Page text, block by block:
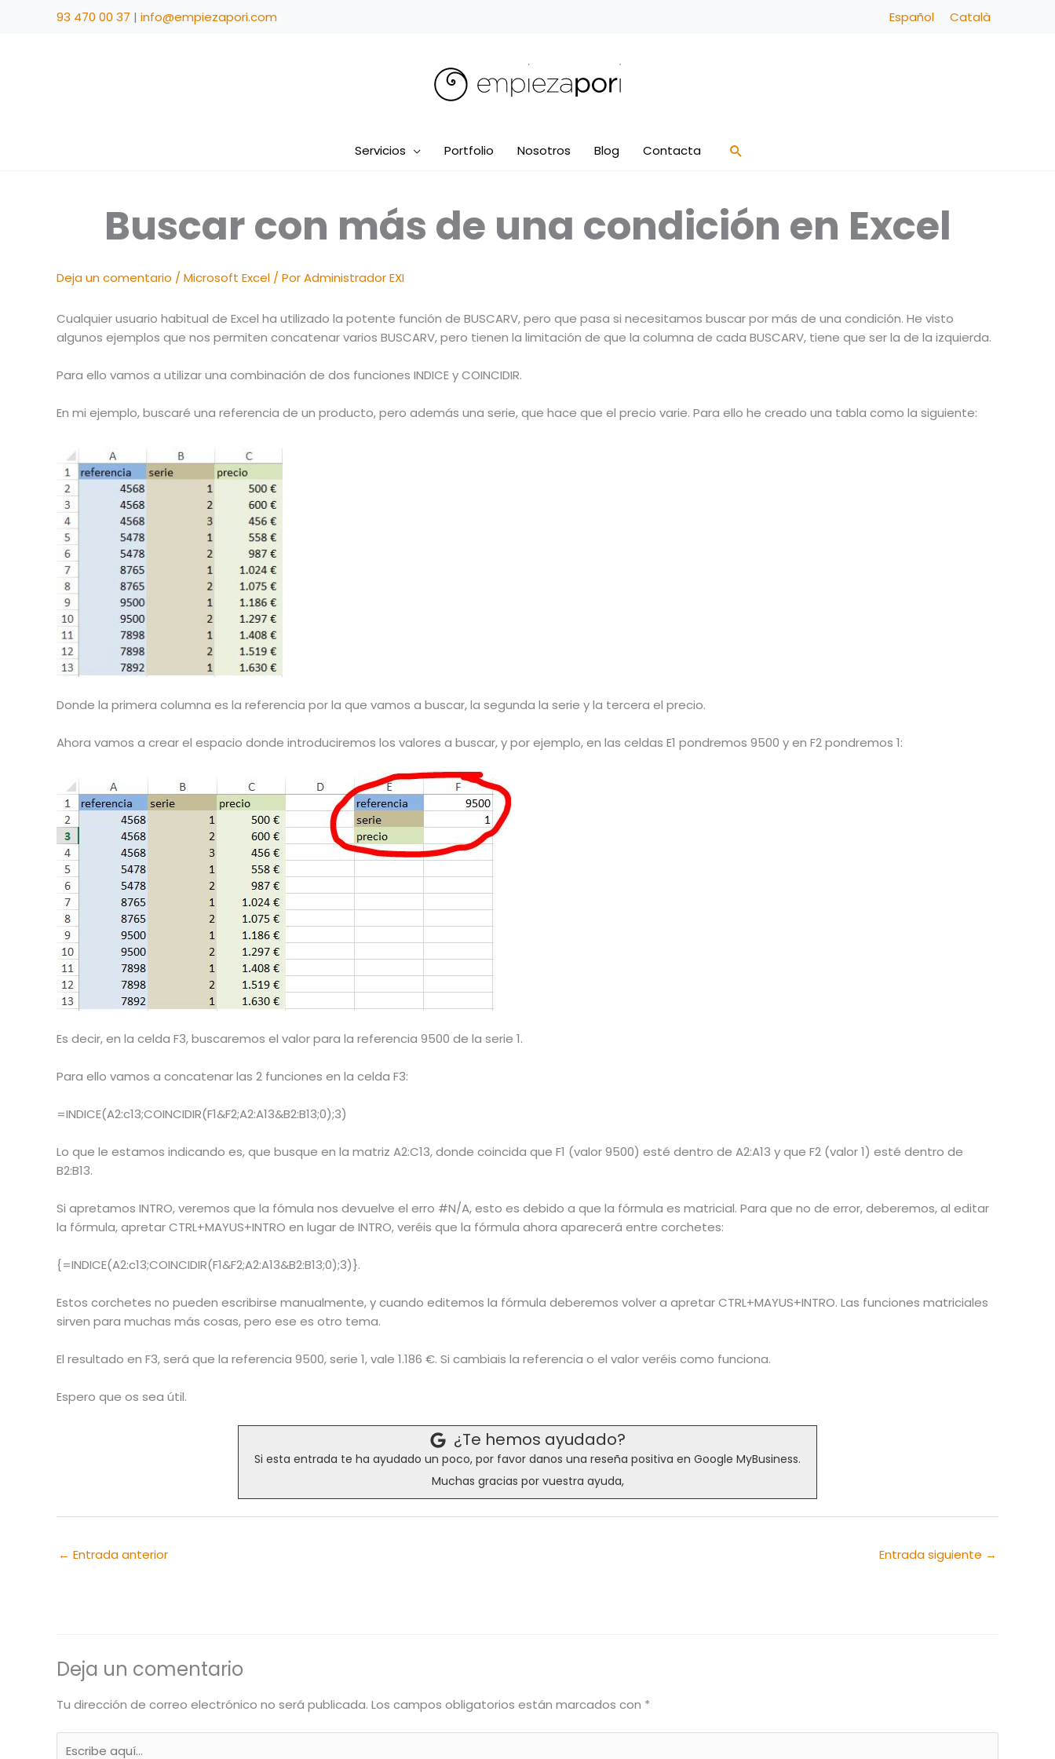
93 470 00 37 | info@empiezapori.com Español Català
Servicios Portfolio Nosotros Blog Contacta Buscar
Buscar con más de una condición en Excel
Deja un comentario /Microsoft Excel / PorAdministrador EXI
Cualquier usuario habitual de Excel ha utilizado la potente función de BUSCARV, pero que pasa si necesitamos buscar por más de una condición. He visto
algunos ejemplos que nos permiten concatenar varios BUSCARV, pero tienen la limitación de que la columna de cada BUSCARV, tiene que ser la de la izquierda.
Para ello vamos a utilizar una combinación de dos funciones INDICE y COINCIDIR.
En mi ejemplo, buscaré una referencia de un producto, pero además una serie, que hace que el precio varie. Para ello he creado una tabla como la siguiente:
Donde la primera columna es la referencia por la que vamos a buscar, la segunda la serie y la tercera el precio.
Ahora vamos a crear el espacio donde introduciremos los valores a buscar, y por ejemplo, en las celdas E1 pondremos 9500 y en F2 pondremos 1:
Es decir, en la celda F3, buscaremos el valor para la referencia 9500 de la serie 1.
Para ello vamos a concatenar las 2 funciones en la celda F3:
=INDICE(A2:c13;COINCIDIR(F1&F2;A2:A13&B2:B13;0);3)
Lo que le estamos indicando es, que busque en la matriz A2:C13, donde coincida que F1 (valor 9500) esté dentro de A2:A13 y que F2 (valor 1) esté dentro de
B2:B13.
Si apretamos INTRO, veremos que la fómula nos devuelve el erro #N/A, esto es debido a que la fórmula es matricial. Para que no de error, deberemos, al editar
la fórmula, apretar CTRL+MAYUS+INTRO en lugar de INTRO, veréis que la fórmula ahora aparecerá entre corchetes:
{=INDICE(A2:c13;COINCIDIR(F1&F2;A2:A13&B2:B13;0);3)}.
Estos corchetes no pueden escribirse manualmente, y cuando editemos la fórmula deberemos volver a apretar CTRL+MAYUS+INTRO. Las funciones matriciales
sirven para muchas más cosas, pero ese es otro tema.
El resultado en F3, será que la referencia 9500, serie 1, vale 1.186 €. Si cambiais la referencia o el valor veréis como funciona.
Espero que os sea útil.
¿Te hemos ayudado?
Si esta entrada te ha ayudado un poco, por favor danos una reseña positiva en Google MyBusiness.
Muchas gracias por vuestra ayuda,
← Entrada anterior Entrada siguiente →
Deja un comentario
Tu dirección de correo electrónico no será publicada. Los campos obligatorios están marcados con *